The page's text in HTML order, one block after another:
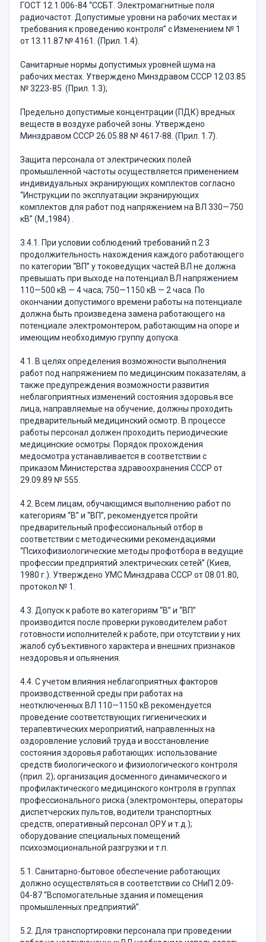
ГОСТ 12.1.006-84 “ССБТ. Электромагнитные поля
радиочастот. Допустимые уровни на рабочих местах и
требования к проведению контроля” с Изменением № 1
от 13.11.87 № 4161. (Прил. 1.4).
Санитарные нормы допустимых уровней шума на
рабочих местах. Утверждено Минздравом СССР 12.03.85
№ 3223-85. (Прил. 1.3);
Предельно допустимые концентрации (ПДК) вредных
веществ в воздухе рабочей зоны. Утверждено
Минздравом СССР 26.05.88 № 4617-88. (Прил. 1.7).
Защита персонала от электрических полей
промышленной частоты осуществляется применением
индивидуальных экранирующих комплектов согласно
“Инструкции по эксплуатации экранирующих
комплектов для работ под напряжением на ВЛ 330—750
кВ” (М.,1984) .
3.4.1. При условии соблюдений требований п.2.3
продолжительность нахождения каждого работающего
по категории “ВП” у токоведущих частей ВЛ не должна
превышать при выходе на потенциал ВЛ напряжением
110—500 кВ — 4 часа; 750—1150 кВ — 2 часа. По
окончании допустимого времени работы на потенциале
должна быть произведена замена работающего на
потенциале электромонтером, работающим на опоре и
имеющим необходимую группу допуска.
4.1. В целях определения возможности выполнения
работ под напряжением по медицинским показателям, а
также предупреждения возможности развития
неблагоприятных изменений состояния здоровья все
лица, направляемые на обучение, должны проходить
предварительный медицинский осмотр. В процессе
работы персонал должен проходить периодические
медицинские осмотры. Порядок прохождения
медосмотра устанавливается в соответствии с
приказом Министерства здравоохранения СССР от
29.09.89 № 555.
4.2. Всем лицам, обучающимся выполнению работ по
категориям “В” и “ВП”, рекомендуется пройти
предварительный профессиональный отбор в
соответствии с методическими рекомендациями
“Психофизиологические методы профотбора в ведущие
профессии предприятий электрических сетей” (Киев,
1980 г.). Утверждено УМС Минздрава СССР от 08.01.80,
протокол № 1.
4.3. Допуск к работе во категориям “В” и “ВП”
производится после проверки руководителем работ
готовности исполнителей к работе, при отсутствии у них
жалоб субъективного характера и внешних признаков
нездоровья и опьянения.
4.4. С учетом влияния неблагоприятных факторов
производственной среды при работах на
неотключенных ВЛ 110—1150 кВ рекомендуется
проведение соответствующих гигиенических и
терапевтических мероприятий, направленных на
оздоровление условий труда и восстановление
состояния здоровья работающих: использование
средств биологического и физиологического контроля
(прил. 2); организация досменного динамического и
профилактического медицинского контроля в группах
профессионального риска (электромонтеры, операторы
диспетчерских пультов, водители транспортных
средств, оперативный персонал ОРУ и т.д.);
оборудование специальных помещений
психоэмоциональной разгрузки и т.п.
5.1. Санитарно-бытовое обеспечение работающих
должно осуществляться в соответствии со СНиП 2.09-
04-87 “Вспомогательные здания и помещения
промышленных предприятий”.
5.2. Для транспортировки персонала при проведении